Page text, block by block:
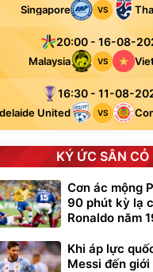
Singapore VS
20:00 - 16-08-
Malaysia VS
16:30 - 11-08-
United VS
KÝ ỨC SÂN CỎ
Cơn ác mộng
90 phút kỳ lạ
Ronaldo năm
Khi áp lực
Messi đến